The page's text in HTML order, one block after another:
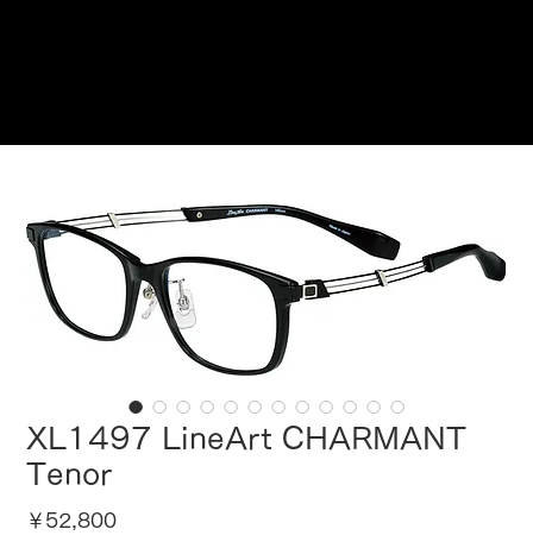
XL1497 LineArt CHARMANT
Tenor
￥52,800価